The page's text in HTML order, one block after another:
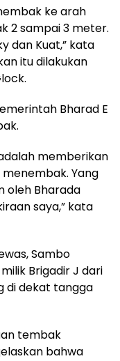
ke arah
2 sampai 3 meter.
dan Kuat,” kata
itu dilakukan
Bharad E
memberikan
Yang
oleh Bharada
saya,” kata
Sambo
Brigadir J dari
di dekat tangga
tembak
bahwa